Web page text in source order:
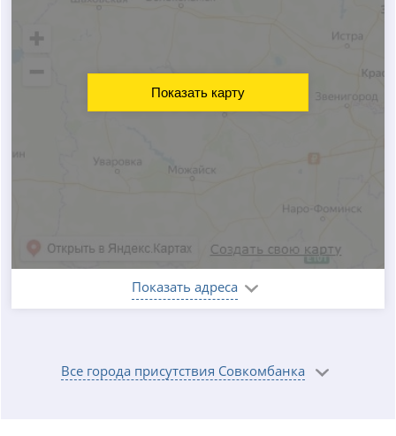
Показать адреса
Показать карту
Все города присутствия Совкомбанка